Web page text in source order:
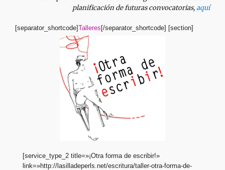
planificación de futuras convocatorias,aquí
[separator_shortcode]Talleres[/separator_shortcode] [section]
[service_type_2 title=»¡Otra forma de escribir!»
link=»http://lasilladeperls.net/escritura/taller-otra-forma-de-